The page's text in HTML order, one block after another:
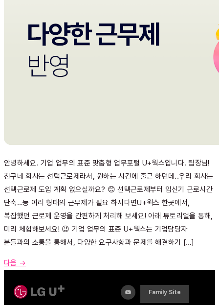
안녕하세요. 기업 업무의 표준 맞춤형 업무포털 U+웍스입니다. 팀장님!
친구네 회사는 선택근로제라서, 원하는 시간에 출근 하던데..우리 회사는
선택근로제 도입 계획 없으실까요? 😊 선택근로제부터 임신기 근로시간
단축…등 여러 형태의 근무제가 필요 하시다면U+웍스 한곳에서,
복잡했던 근로제 운영을 간편하게 처리해 보세요! 아래 튜토리얼을 통해,
미리 체험해보세요! 😉 기업 업무의 표준 U+웍스는 기업담당자
분들과의 소통을 통해서, 다양한 요구사항과 문제를 해결하기 […]
다음 →
Family Site